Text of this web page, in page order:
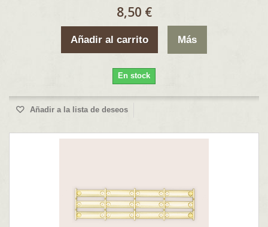
8,50 €
Añadir al carrito Más
En stock
Añadir a la lista de deseos